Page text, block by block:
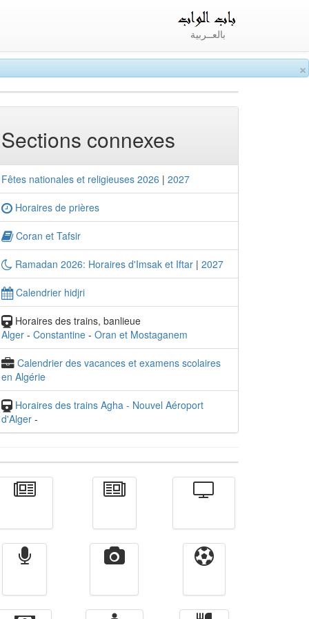
×
بالعــربية
Sections connexes
Fêtes nationales et religieuses 2026 | 2027
Horaires de prières
Coran et Tafsir
Ramadan 2026: Horaires d'Imsak et Iftar | 2027
Calendrier hidjri
Horaires des trains, banlieue
Alger - Constantine - Oran et Mostaganem
Calendrier des vacances et examens scolaires
en Algérie
Horaires des trains Agha - Nouvel Aéroport
d'Alger -